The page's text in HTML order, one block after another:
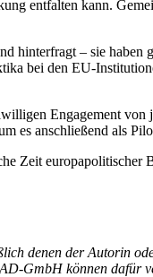
entfalten kann.
– sie haben
bei den EU-
Engagement
es anschließend als
Zeit europapolitischer
denen der Autorin
GmbH können dafür